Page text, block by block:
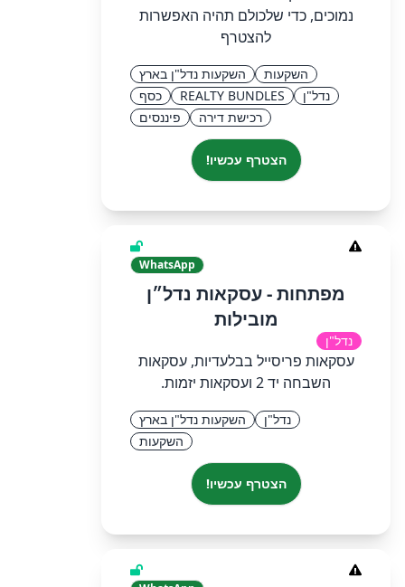
נמוכים, כדי שלכולם תהיה האפשרות
להצטרף
השקעות
השקעות נדל"ן בארץ
נדל"ן
REALTY BUNDLES
כסף
רכישת דירה
פיננסים
הצטרף עכשיו!
WhatsApp
מפתחות - עסקאות נדל״ן
מובילות
נדל"ן
עסקאות פריסייל בבלעדיות, עסקאות
השבחה יד 2 ועסקאות יזמות.
נדל"ן
השקעות נדל"ן בארץ
השקעות
הצטרף עכשיו!